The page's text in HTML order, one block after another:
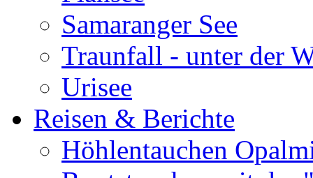
Samaranger See
Traunfall - unter der
Urisee
Reisen & Berichte
Höhlentauchen